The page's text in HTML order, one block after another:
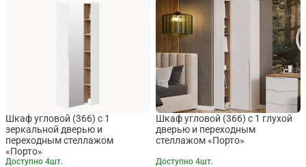
Шкаф угловой (366) с 1
зеркальной дверью и
переходным стеллажом
«Порто»
Доступно 4шт.
Шкаф угловой (366) с 1 глухой
дверью и переходным
стеллажом «Порто»
Доступно 4шт.